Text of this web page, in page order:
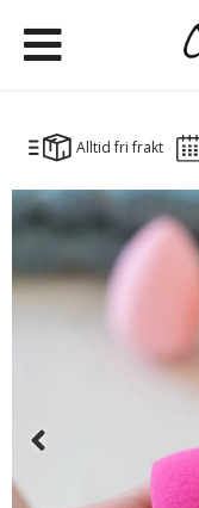
Alltid fri frakt